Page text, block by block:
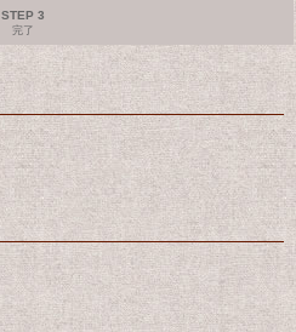
STEP 3
完了